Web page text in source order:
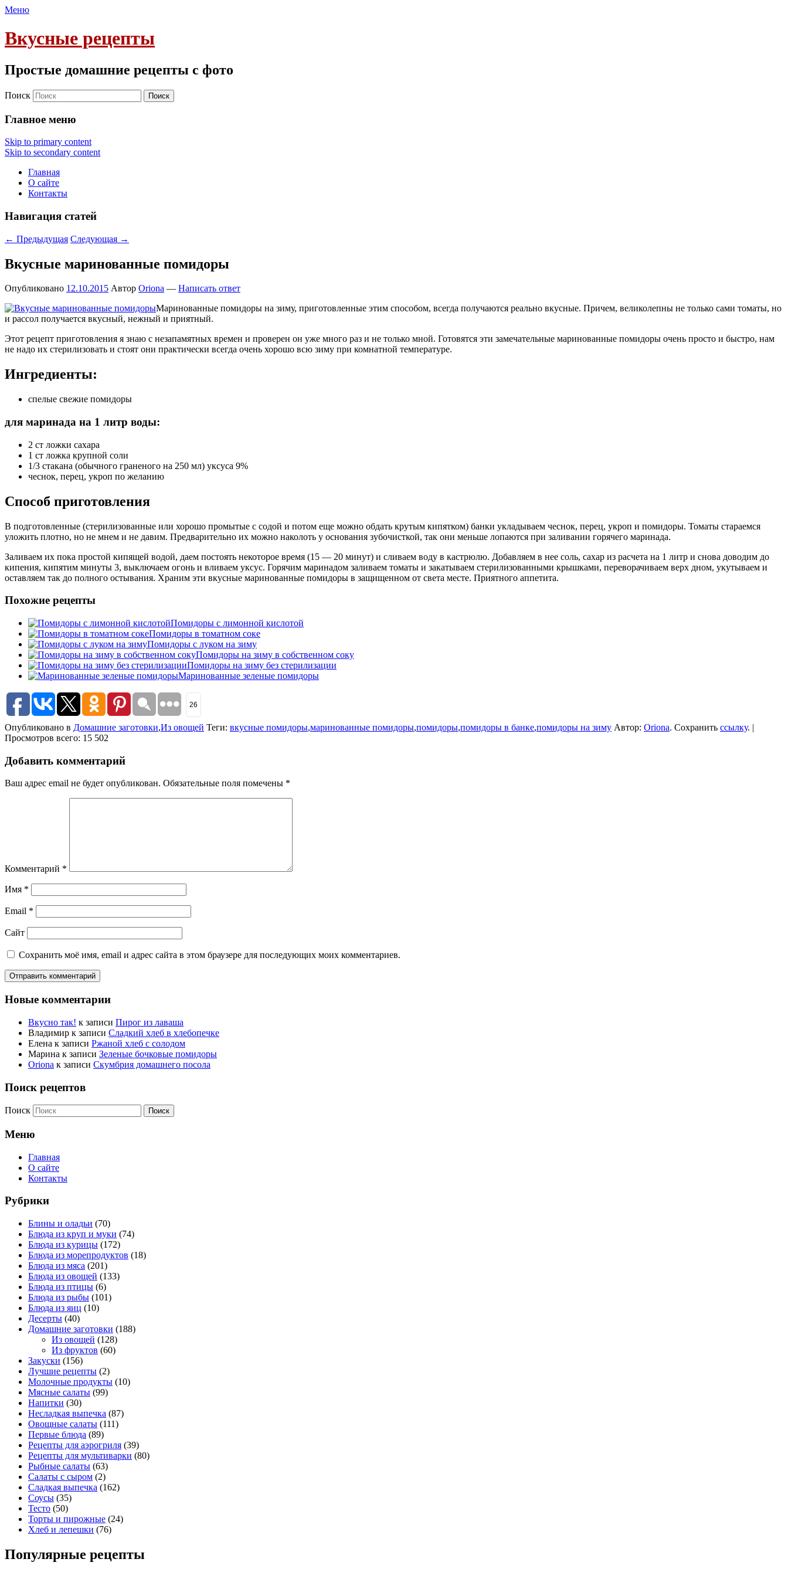
Меню
Вкусные рецепты
Простые домашние рецепты с фото
Поиск
Главное меню
Skip to primary content
Skip to secondary content
Главная
О сайте
Контакты
Навигация статей
← Предыдущая Следующая →
Вкусные маринованные помидоры
Опубликовано 12.10.2015 Автор Oriona — Написать ответ
Маринованные помидоры на зиму, приготовленные этим способом, всегда получаются реально вкусные. Причем, великолепны не только сами томаты, но
и рассол получается вкусный, нежный и приятный.
Этот рецепт приготовления я знаю с незапамятных времен и проверен он уже много раз и не только мной. Готовятся эти замечательные маринованные помидоры очень просто и быстро, нам
не надо их стерилизовать и стоят они практически всегда очень хорошо всю зиму при комнатной температуре.
Ингредиенты:
спелые свежие помидоры
для маринада на 1 литр воды:
2 ст ложки сахара
1 ст ложка крупной соли
1/3 стакана (обычного граненого на 250 мл) уксуса 9%
чеснок, перец, укроп по желанию
Способ приготовления
В подготовленные (стерилизованные или хорошо промытые с содой и потом еще можно обдать крутым кипятком) банки укладываем чеснок, перец, укроп и помидоры. Томаты стараемся
уложить плотно, но не мнем и не давим. Предварительно их можно наколоть у основания зубочисткой, так они меньше лопаются при заливании горячего маринада.
Заливаем их пока простой кипящей водой, даем постоять некоторое время (15 — 20 минут) и сливаем воду в кастрюлю. Добавляем в нее соль, сахар из расчета на 1 литр и снова доводим до
кипения, кипятим минуты 3, выключаем огонь и вливаем уксус. Горячим маринадом заливаем томаты и закатываем стерилизованными крышками, переворачиваем верх дном, укутываем и
оставляем так до полного остывания. Храним эти вкусные маринованные помидоры в защищенном от света месте. Приятного аппетита.
Похожие рецепты
Помидоры с лимонной кислотой
Помидоры в томатном соке
Помидоры с луком на зиму
Помидоры на зиму в собственном соку
Помидоры на зиму без стерилизации
Маринованные зеленые помидоры
26
Опубликовано в Домашние заготовки,Из овощей Теги: вкусные помидоры,маринованные помидоры,помидоры,помидоры в банке,помидоры на зиму Автор: Oriona. Сохранить ссылку. |
Просмотров всего: 15 502
Добавить комментарий
Ваш адрес email не будет опубликован. Обязательные поля помечены *
Комментарий *
Имя *
Email *
Сайт
Сохранить моё имя, email и адрес сайта в этом браузере для последующих моих комментариев.
Новые комментарии
Вкусно так! к записи Пирог из лаваша
Владимир к записи Сладкий хлеб в хлебопечке
Елена к записи Ржаной хлеб с солодом
Марина к записи Зеленые бочковые помидоры
Oriona к записи Скумбрия домашнего посола
Поиск рецептов
Поиск
Меню
Главная
О сайте
Контакты
Рубрики
Блины и оладьи (70)
Блюда из круп и муки (74)
Блюда из курицы (172)
Блюда из морепродуктов (18)
Блюда из мяса (201)
Блюда из овощей (133)
Блюда из птицы (6)
Блюда из рыбы (101)
Блюда из яиц (10)
Десерты (40)
Домашние заготовки (188)
Из овощей (128)
Из фруктов (60)
Закуски (156)
Лучшие рецепты (2)
Молочные продукты (10)
Мясные салаты (99)
Напитки (30)
Несладкая выпечка (87)
Овощные салаты (111)
Первые блюда (89)
Рецепты для аэрогриля (39)
Рецепты для мультиварки (80)
Рыбные салаты (63)
Салаты с сыром (2)
Сладкая выпечка (162)
Соусы (35)
Тесто (50)
Торты и пирожные (24)
Хлеб и лепешки (76)
Популярные рецепты